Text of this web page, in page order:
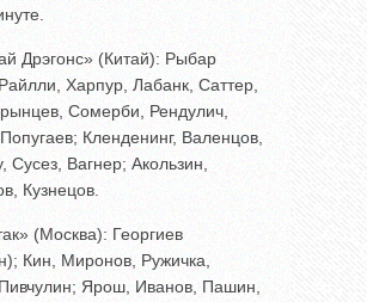
Дрэгонс» (Китай): Рыбар
Харпур, Лабанк, Саттер,
Сомерби, Рендулич,
Кленденинг, Валенцов,
Сусез, Вагнер; Акользин,
Кузнецов.
(Москва): Георгиев
Кин, Миронов, Ружичка,
Ярош, Иванов, Пашин,